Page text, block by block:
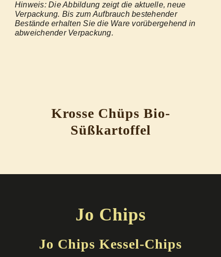
Hinweis: Die Abbildung zeigt die aktuelle, neue
Verpackung. Bis zum Aufbrauch bestehender
Bestände erhalten Sie die Ware vorübergehend in
abweichender Verpackung.
Krosse Chüps Bio-
Süßkartoffel
Jo Chips
Jo Chips Kessel-Chips